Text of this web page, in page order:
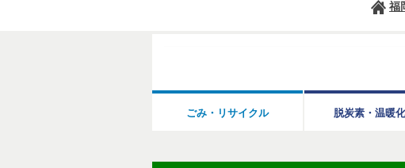
福
ごみ・リサイクル 脱炭素・温暖